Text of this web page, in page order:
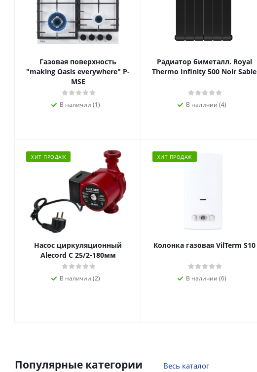
Газовая поверхность
"making Oasis everywhere" P-
MSE
В наличии (1)
Радиатор биметалл. Royal
Thermo Infinity 500 Noir Sable
В наличии (4)
ХИТ ПРОДАЖ
Насос циркуляционный
Alecord C 25/2-180мм
В наличии (2)
ХИТ ПРОДАЖ
Колонка газовая VilTerm S10
В наличии (6)
Популярные категории Весь каталог